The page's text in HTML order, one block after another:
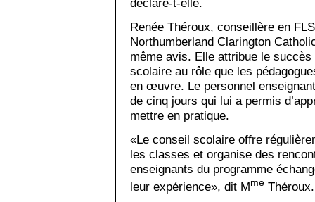
déclare-t-elle.
Renée Théroux, conseillère en
Northumberland Clarington
même avis. Elle attribue le
scolaire au rôle que les
en œuvre. Le personnel
de cinq jours qui lui a permis
mettre en pratique.
«Le conseil scolaire offre
les classes et organise des
enseignants du programme
leur expérience», dit Mme Théroux.